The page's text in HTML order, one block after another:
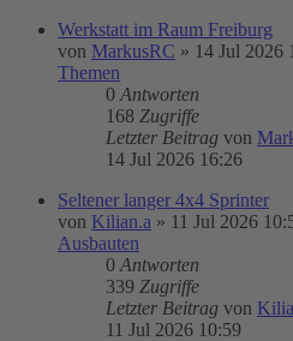
Werkstatt im Raum Freiburg
von MarkusRC » 14 Jul 2026
Themen
0 Antworten
168 Zugriffe
Letzter Beitrag von
14 Jul 2026 16:26
Seltener langer 4x4 Sprinter
von Kilian.a » 11 Jul 2026
Ausbauten
0 Antworten
339 Zugriffe
Letzter Beitrag von
11 Jul 2026 10:59